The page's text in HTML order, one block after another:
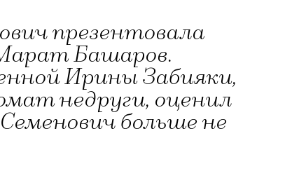
презентовала
Башаров.
Ирины Забияки,
недруги, оценил
больше не